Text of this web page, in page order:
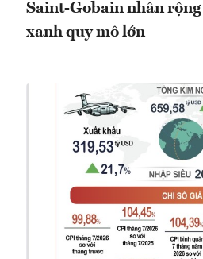
Saint-Gobain nhân
xanh quy mô lớn